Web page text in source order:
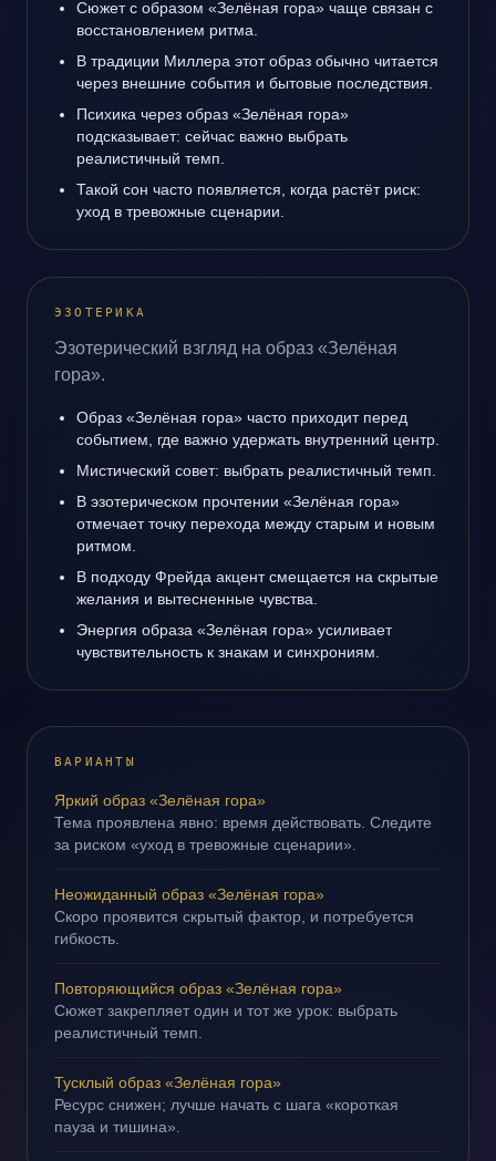
Сюжет с образом «Зелёная гора» чаще связан с
восстановлением ритма.
В традиции Миллера этот образ обычно читается
через внешние события и бытовые последствия.
Психика через образ «Зелёная гора»
подсказывает: сейчас важно выбрать
реалистичный темп.
Такой сон часто появляется, когда растёт риск:
уход в тревожные сценарии.
ЭЗОТЕРИКА
Эзотерический взгляд на образ «Зелёная
гора».
Образ «Зелёная гора» часто приходит перед
событием, где важно удержать внутренний центр.
Мистический совет: выбрать реалистичный темп.
В эзотерическом прочтении «Зелёная гора»
отмечает точку перехода между старым и новым
ритмом.
В подходу Фрейда акцент смещается на скрытые
желания и вытесненные чувства.
Энергия образа «Зелёная гора» усиливает
чувствительность к знакам и синхрониям.
ВАРИАНТЫ
Яркий образ «Зелёная гора»
Тема проявлена явно: время действовать. Следите
за риском «уход в тревожные сценарии».
Неожиданный образ «Зелёная гора»
Скоро проявится скрытый фактор, и потребуется
гибкость.
Повторяющийся образ «Зелёная гора»
Сюжет закрепляет один и тот же урок: выбрать
реалистичный темп.
Тусклый образ «Зелёная гора»
Ресурс снижен; лучше начать с шага «короткая
пауза и тишина».